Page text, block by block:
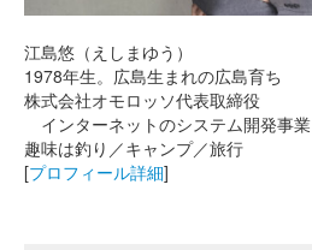
江島悠（えしまゆう）
1978年生。広島生まれの広島育ち
株式会社オモロッソ代表取締役
インターネットのシステム開発事業
趣味は釣り／キャンプ／旅行
[プロフィール詳細]